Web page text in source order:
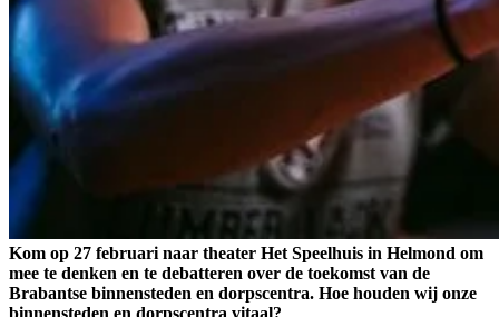
Kom op 27 februari naar theater Het Speelhuis in Helmond om
mee te denken en te debatteren over de toekomst van de
Brabantse binnensteden en dorpscentra. Hoe houden wij onze
binnensteden en dorpscentra vitaal?